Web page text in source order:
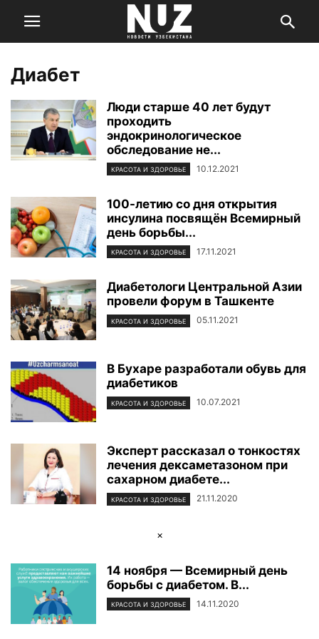
Диабет
Люди старше 40 лет будут
проходить
эндокринологическое
обследование не...
КРАСОТА И ЗДОРОВЬЕ 10.12.2021
100-летию со дня открытия
инсулина посвящён Всемирный
день борьбы...
КРАСОТА И ЗДОРОВЬЕ 17.11.2021
Диабетологи Центральной Азии
провели форум в Ташкенте
КРАСОТА И ЗДОРОВЬЕ 05.11.2021
В Бухаре разработали обувь для
диабетиков
КРАСОТА И ЗДОРОВЬЕ 10.07.2021
Эксперт рассказал о тонкостях
лечения дексаметазоном при
сахарном диабете...
КРАСОТА И ЗДОРОВЬЕ 21.11.2020
×
14 ноября — Всемирный день
борьбы с диабетом. В...
КРАСОТА И ЗДОРОВЬЕ 14.11.2020